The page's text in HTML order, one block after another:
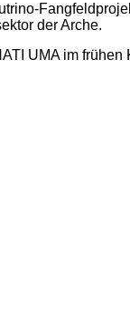
der Arche.
UMA im frühen